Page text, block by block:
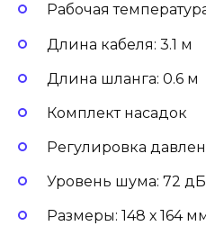
Рабочая
Длина кабеля: 3.1 м
Длина шланга: 0.6 м
Комплект насадок
Регулировка
Уровень шума: 72 дБ
Размеры: 148 х 164